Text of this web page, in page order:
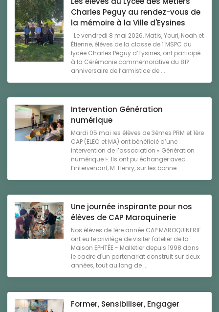
Charles Peguy au rendez-vous de
la mémoire à la Ville d'Eysines
Le vendredi 8 mai 2026, Matis, Youri, Noah et
Étienne, élèves de la classe de 1 MSPC du
lycée Charles Péguy d’Eysines, ont participé
à la Cérémonie commémorative du 81?
anniversaire de l’armistice de ...
Intervention Génération
numérique
Mardi 05 mai les élèves de 3èmes PRM et 1ère
CAP (ELEC et MA) ont bénéficié d’une
intervention de l’association « Génération
numérique ». Ils ont pu échanger avec
l’intervenant, M. Henry, sur les bonne ...
Une journée inspirante pour nos
élèves de CAP Maroquinerie
Nos élèves de 1ère année CAP MAROQUINERIE
ont eu le privilège de visiter l'atelier de la
Maison EPHTÉE - Malletier depuis 1998 dans
le cadre d'un partenariat construit sur deux
années, tout au long de ...
Former, Sensibiliser, Engager